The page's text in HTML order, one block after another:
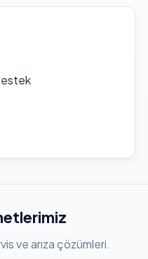
ve arıza çözümleri.